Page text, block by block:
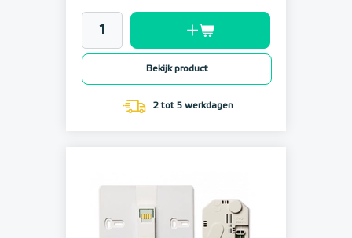
Bekijk product
2 tot 5 werkdagen